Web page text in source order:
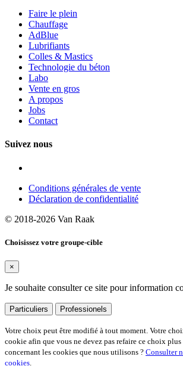
Faire le plein
Chauffage
AdBlue
Lubrifiants
Colles & Mastics
Technologie du béton
Labo
Vente en gros
A propos
Jobs
Contact
Suivez nous
Conditions générales de vente
Déclaration de confidentialité
© 2018-2026 Van Raak
Choisissez votre groupe-cible
×
Je souhaite consulter ce site pour information
Particuliers Professionels
Votre choix peut être modifié à tout moment. Votre
cookie afin que vous ne devez pas refaire ce choix plus
concernant les cookies que nous utilisons ? Consulter
cookies.